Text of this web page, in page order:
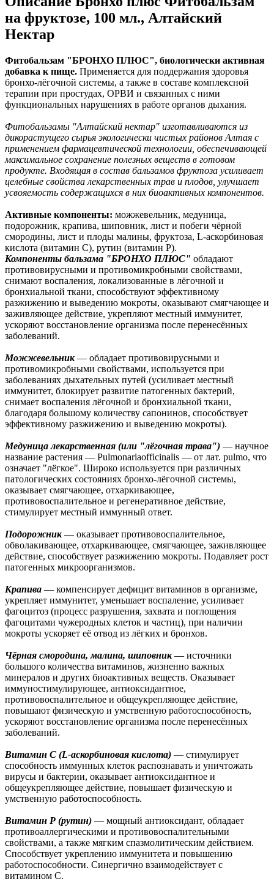
на фруктозе, 100 мл., Алтайский
Нектар
Фитобальзам "БРОНХО ПЛЮС", биологически активная
добавка к пище. Применяется для поддержания здоровья
бронхо-лёгочной системы, а также в составе комплексной
терапии при простудах, ОРВИ и связанных с ними
функциональных нарушениях в работе органов дыхания.
Фитобальзамы "Алтайский нектар" изготавливаются из
дикорастущего сырья экологически чистых районов Алтая с
применением фармацевтической технологии, обеспечивающей
максимальное сохранение полезных веществ в готовом
продукте. Входящая в состав бальзамов фруктоза усиливает
целебные свойства лекарственных трав и плодов, улучшает
усвояемость содержащихся в них биоактивных компонентов.
Активные компоненты: можжевельник, медуница,
подорожник, крапива, шиповник, лист и побеги чёрной
смородины, лист и плоды малины, фруктоза, L-аскорбиновая
кислота (витамин С), рутин (витамин P).
Компоненты бальзама "БРОНХО ПЛЮС" обладают
противовирусными и противомикробными свойствами,
снимают воспаления, локализованные в лёгочной и
бронхиальной ткани, способствуют эффективному
разжижению и выведению мокроты, оказывают смягчающее и
заживляющее действие, укрепляют местный иммунитет,
ускоряют восстановление организма после перенесённых
заболеваний.
Можжевельник— обладает противовирусными и
противомикробными свойствами, используется при
заболеваниях дыхательных путей (усиливает местный
иммунитет, блокирует развитие патогенных бактерий,
снимает воспаления лёгочной и бронхиальной ткани,
благодаря большому количеству сапонинов, способствует
эффективному разжижению и выведению мокроты).
Медуница лекарственная (или "лёгочная трава") — научное
название растения — Pulmonariaofficinalis — от лат. pulmo, что
означает "лёгкое". Широко используется при различных
патологических состояниях бронхо-лёгочной системы,
оказывает смягчающее, отхаркивающее,
противовоспалительное и регенеративное действие,
стимулирует местный иммунный ответ.
Подорожник— оказывает противовоспалительное,
обволакивающее, отхаркивающее, смягчающее, заживляющее
действие, способствует разжижению мокроты. Подавляет рост
патогенных микроорганизмов.
Крапива — компенсирует дефицит витаминов в организме,
укрепляет иммунитет, уменьшает воспаление, усиливает
фагоцитоз (процесс разрушения, захвата и поглощения
фагоцитами чужеродных клеток и частиц), при наличии
мокроты ускоряет её отвод из лёгких и бронхов.
Чёрная смородина, малина, шиповник— источники
большого количества витаминов, жизненно важных
минералов и других биоактивных веществ. Оказывает
иммуностимулирующее, антиоксидантное,
противовоспалительное и общеукрепляющее действие,
повышают физическую и умственную работоспособность,
ускоряют восстановление организма после перенесённых
заболеваний.
Витамин С (L-аскорбиновая кислота) — стимулирует
способность иммунных клеток распознавать и уничтожать
вирусы и бактерии, оказывает антиоксидантное и
общеукрепляющее действие, повышает физическую и
умственную работоспособность.
Витамин Р (рутин) — мощный антиоксидант, обладает
противоаллергическими и противовоспалительными
свойствами, а также мягким спазмолитическим действием.
Способствует укреплению иммунитета и повышению
работоспособности. Синергично взаимодействует с
витамином С.